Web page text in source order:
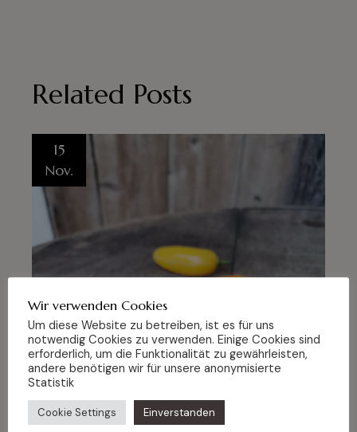
Related Posts
15
Nov.
Wir verwenden Cookies
Um diese Website zu betreiben, ist es für uns
notwendig Cookies zu verwenden. Einige Cookies sind
erforderlich, um die Funktionalität zu gewährleisten,
andere benötigen wir für unsere anonymisierte
Statistik
Cookie Settings Einverstanden